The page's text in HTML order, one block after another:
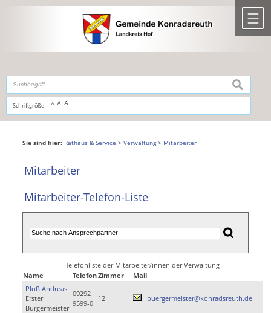
,zur Navigationoderzur Startseitespringen.
Schriftgröße A A A
suchen
Sie sind hier: Rathaus & Service > Verwaltung> Mitarbeiter
Mitarbeiter
Mitarbeiter-Telefon-Liste
Telefonliste der Mitarbeiter/innen der Verwaltung
Name
TelefonZimmer
Mail
Ploß Andreas
Erster
Bürgermeister
09292
9599-0
12 buergermeister@konradsreuth.de